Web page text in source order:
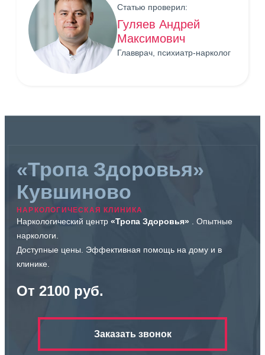
Статью проверил:
Гуляев Андрей
Максимович
Главврач, психиатр-нарколог
«Тропа Здоровья»
Кувшиново
НАРКОЛОГИЧЕСКАЯ КЛИНИКА
Наркологический центр «Тропа Здоровья» . Опытные
наркологи.
Доступные цены. Эффективная помощь на дому и в
клинике.
От 2100 руб.
Заказать звонок